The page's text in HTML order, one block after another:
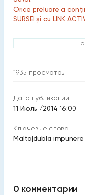
Orice preluare a
SURSEI și cu LINK
1935 просмотры
Дата публикации:
11 Июль /2014 16:00
Ключевые слова
Malta|dubla impunere
0 комментарии